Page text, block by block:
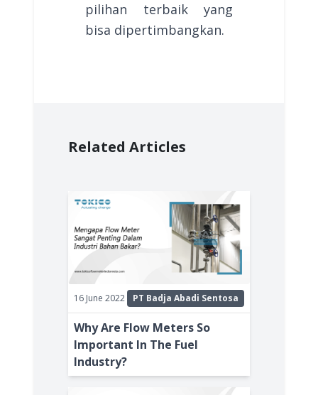
pilihan terbaik yang
bisa dipertimbangkan.
Related Articles
16 June 2022 PT Badja Abadi Sentosa
Why Are Flow Meters So
Important In The Fuel
Industry?